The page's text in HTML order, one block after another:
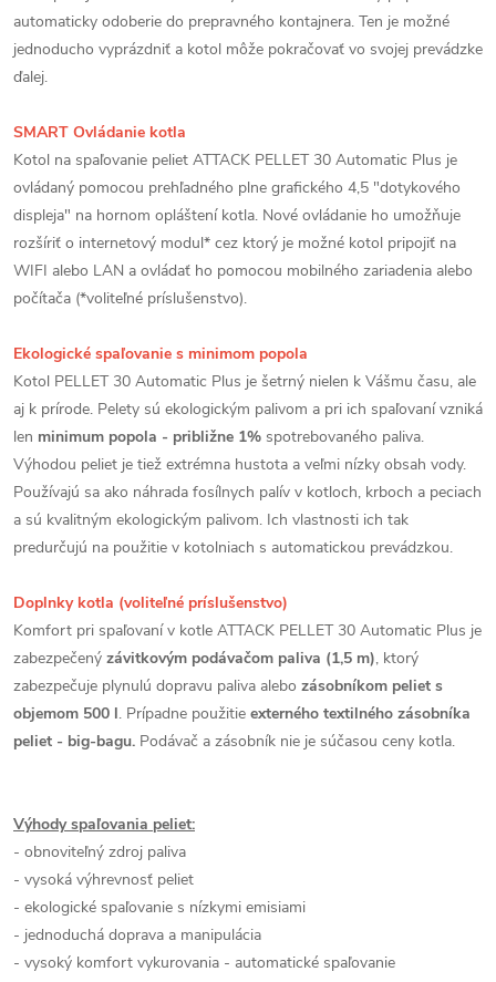
automaticky odoberie do prepravného kontajnera. Ten je možné
jednoducho vyprázdniť a kotol môže pokračovať vo svojej prevádzke
ďalej.
SMART Ovládanie kotla
Kotol na spaľovanie peliet ATTACK PELLET 30 Automatic Plus je
ovládaný pomocou prehľadného plne grafického 4,5 "dotykového
displeja" na hornom opláštení kotla. Nové ovládanie ho umožňuje
rozšíriť o internetový modul* cez ktorý je možné kotol pripojiť na
WIFI alebo LAN a ovládať ho pomocou mobilného zariadenia alebo
počítača (*voliteľné príslušenstvo).
Ekologické spaľovanie s minimom popola
Kotol PELLET 30 Automatic Plus je šetrný nielen k Vášmu času, ale
aj k prírode. Pelety sú ekologickým palivom a pri ich spaľovaní vzniká
len minimum popola - približne 1% spotrebovaného paliva.
Výhodou peliet je tiež extrémna hustota a veľmi nízky obsah vody.
Používajú sa ako náhrada fosílnych palív v kotloch, krboch a peciach
a sú kvalitným ekologickým palivom. Ich vlastnosti ich tak
predurčujú na použitie v kotolniach s automatickou prevádzkou.
Doplnky kotla (voliteľné príslušenstvo)
Komfort pri spaľovaní v kotle ATTACK PELLET 30 Automatic Plus je
zabezpečený závitkovým podávačom paliva (1,5 m), ktorý
zabezpečuje plynulú dopravu paliva alebo zásobníkom peliet s
objemom 500 l. Prípadne použitie externého textilného zásobníka
peliet - big-bagu. Podávač a zásobník nie je súčasou ceny kotla.
Výhody spaľovania peliet:
- obnoviteľný zdroj paliva
- vysoká výhrevnosť peliet
- ekologické spaľovanie s nízkymi emisiami
- jednoduchá doprava a manipulácia
- vysoký komfort vykurovania - automatické spaľovanie